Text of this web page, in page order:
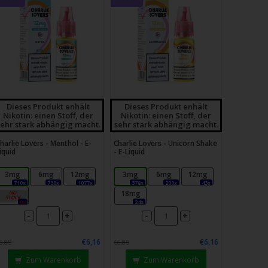
Dieses Produkt enhält
Nikotin: einen Stoff, der
stark abhängig macht.
Lovers - Menthol - E-
3mg
710x
6mg
730x
12mg
1077x
18mg
0x
- +
€6,16
Zum Warenkorb
Dieses Produkt enhält
Nikotin: einen Stoff, der
sehr stark abhängig macht.
Charlie Lovers - Unicorn Shake
- E-Liquid
3mg
378x
6mg
200x
12mg
43x
18mg
24x
- +
€6,85
€6,16
Zum Warenkorb